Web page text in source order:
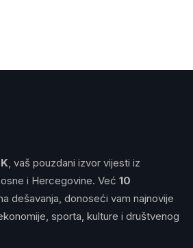
, vaš pouzdani izvor vijesti iz
i Hercegovine. Već 10
dešavanja, donoseći vam najnovije
sporta, kulture i društvenog